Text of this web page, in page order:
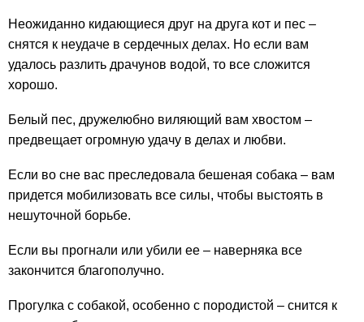
Неожиданно кидающиеся друг на друга кот и пес –
снятся к неудаче в сердечных делах. Но если вам
удалось разлить драчунов водой, то все сложится
хорошо.
Белый пес, дружелюбно виляющий вам хвостом –
предвещает огромную удачу в делах и любви.
Если во сне вас преследовала бешеная собака – вам
придется мобилизовать все силы, чтобы выстоять в
нешуточной борьбе.
Если вы прогнали или убили ее – наверняка все
закончится благополучно.
Прогулка с собакой, особенно с породистой – снится к